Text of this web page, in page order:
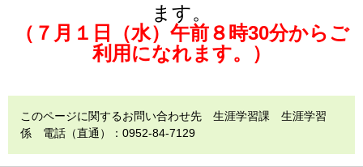
ます。
（７月１日（水）午前８時30分からご
利用になれます。）
このページに関するお問い合わせ先 生涯学習課 生涯学習
係 電話（直通）：0952-84-7129